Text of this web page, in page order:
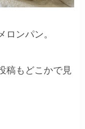
ロンパン。
稿もどこかで見